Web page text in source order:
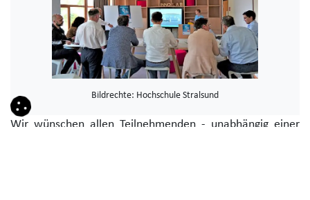
Bildrechte: Hochschule Stralsund
Wir wünschen allen Teilnehmenden - unabhängig einer